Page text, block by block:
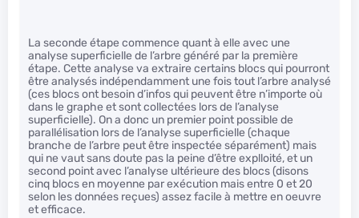
La seconde étape commence quant à elle avec une
analyse superficielle de l’arbre généré par la première
étape. Cette analyse va extraire certains blocs qui pourront
être analysés indépendamment une fois tout l’arbre analysé
(ces blocs ont besoin d’infos qui peuvent être n’importe où
dans le graphe et sont collectées lors de l’analyse
superficielle). On a donc un premier point possible de
parallélisation lors de l’analyse superficielle (chaque
branche de l’arbre peut être inspectée séparément) mais
qui ne vaut sans doute pas la peine d’être explloité, et un
second point avec l’analyse ultérieure des blocs (disons
cinq blocs en moyenne par exécution mais entre 0 et 20
selon les données reçues) assez facile à mettre en oeuvre
et efficace.